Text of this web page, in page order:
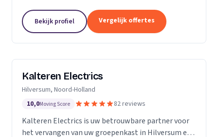
Bekijk profiel Vergelijk offertes
Kalteren Electrics
Hilversum, Noord-Holland
10,0Moving Score 82 reviews
Kalteren Electrics is uw betrouwbare partner voor
het vervangen van uw groepenkast in Hilversum en